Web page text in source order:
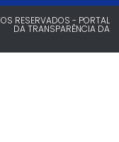
RESERVADOS - PORTAL
DA TRANSPARÊNCIA DA